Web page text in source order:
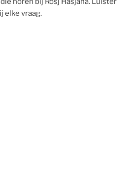
elke vraag.